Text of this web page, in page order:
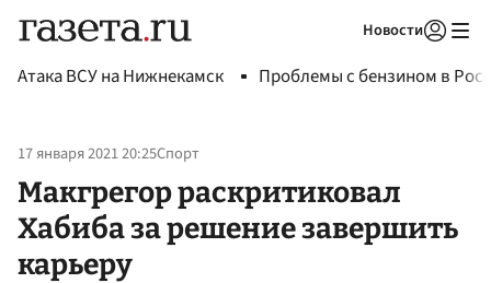
Новости
Атака ВСУ на Нижнекамск Проблемы с бензином в
17 января 2021 20:25Спорт
Макгрегор раскритиковал
Хабиба за решение завершить
карьеру